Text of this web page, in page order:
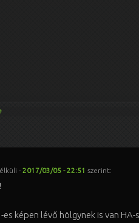
- 2017/03/05 - 22:51 szerint:
es képen lévő hölgynek is van HA-